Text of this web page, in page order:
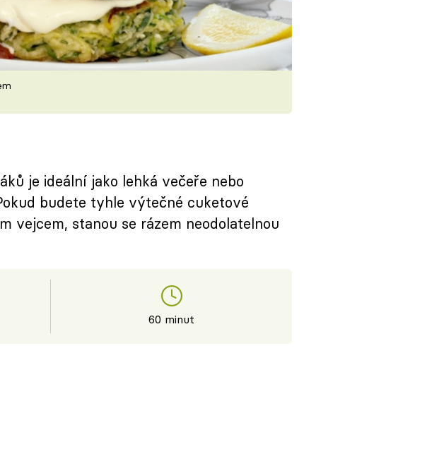
je ideální jako lehká večeře nebo
budete tyhle výtečné cuketové
vejcem, stanou se rázem neodolatelnou
60 minut